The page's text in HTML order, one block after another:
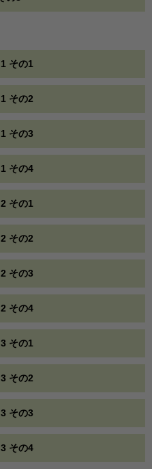
その1
その2
その3
その4
その1
その2
その3
その4
その1
その2
その3
その4